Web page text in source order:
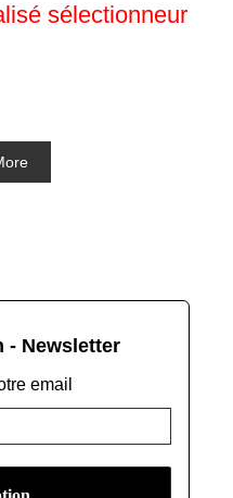
sélectionneur
- Newsletter
email